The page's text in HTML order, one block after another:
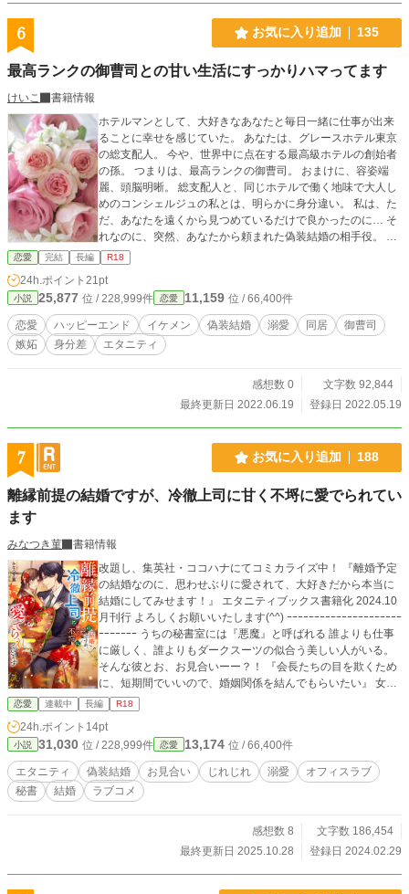
に、縁談が毎日押し寄せて困っているのだ。幼馴染のよしみ
で伊織、お前が助けろ。その代わり私がお前の窮地を助けて
石私だ」 ドヤ顔で言われた。ふっ、ふざけるなあっ！ 「大丈
の!? なんだかんだと一矢に上手く言いくるめられた上に両親
の大賛成も手伝い、背に腹は代えられず彼の申し出を受ける
伊織。 しかし、ひとつ問題があった。 それは彼が有名人だか
らとか、お金持ちだからとか、俺様で性格難アリとか、そう
いう類の問題ではない。 彼女は幼い頃から、一矢の事が大好
きだったのだ！ 一矢のお嫁さんなんて････ずっとなりたかっ
たわよぉおおぉ――！ それなのに契約婚＝いずれ離婚が決定
なんて、拗れまくった初恋に未来ナシじゃないのよぉおぉ―
―――!! でも、いざニセ嫁を始めてみると、一矢の溺愛は止
っちゃうの!? ラブコメを書かせたら最強無敵、大魔神さぶれ
が贈る、溺愛系ラブコメ見参！ とくとご賞味あれ☆彡 表紙
絵・紗蔵蒼様
6 お気に入り追加 135
最高ランクの御曹司との甘い生活にすっかりハマってます
けいこ
書籍情報
ホテルマンとして、大好きなあなたと毎日一緒に仕事が出来
ることに幸せを感じていた。 あなたは、グレースホテル東京
の総支配人。 今や、世界中に点在する最高級ホテルの創始者
の孫。 つまりは、最高ランクの御曹司。 おまけに、容姿端
麗、頭脳明晰。 総支配人と、同じホテルで働く地味で大人し
めのコンシェルジュの私とは、明らかに身分違い。 私は、た
だ、あなたを遠くから見つめているだけで良かったのに… そ
れなのに、突然、あなたから頼まれた偽装結婚の相手役。 こ
んな私に、どうしてそんなことを？ 『なぜ普通以下なんて自
分をさげすむんだ。一花は…そんなに可愛いのに…』 そう言
って、私を抱きしめるのはなぜ？ 告白されたわけじゃないの
に、気がづけば一緒に住むことになって… 仕事では見ること
が出来ない、私だけに向けられるその笑顔と優しさ、そし
て、あなたの甘い囁きに、毎日胸がキュンキュンしてしま
う。 親友からのキツイ言葉に深く傷ついたり、ホテルに長期
て… 私、一体、この先どうなっていくのかな？
恋愛 完結 長編 R18
24h.ポイント 21pt
小説 25,877 位 / 228,999件 恋愛 11,159 位 / 66,400件
恋愛 ハッピーエンド イケメン 偽装結婚 溺愛 同居
御曹司
嫉妬
身分差 エタニティ
感想数 0
文字数 92,844
最終更新日 2022.06.19
登録日 2022.05.19
7 お気に入り追加 188
離縁前提の結婚ですが、冷徹上司に甘く不埒に愛でられてい
ます
みなつき菫
書籍情報
改題し、集英社・ココハナにてコミカライズ中！ 『離婚予定
の結婚なのに、思わせぶりに愛されて、大好きだから本当に
結婚にしてみせます！』 エタニティブックス書籍化 2024.10
月刊行 よろしくお願いいたします(^^) ｰｰｰｰｰｰｰｰｰｰｰｰｰｰｰｰｰｰｰｰｰ
ｰｰｰｰｰｰｰ うちの秘書室には『悪魔』と呼ばれる 誰よりも仕事
に厳しく、誰よりもダークスーツの似合う美しい人がいる。
そんな彼とお、お見合いーー？！ 『会長たちの目を欺くため
に、短期間でいいので、婚姻関係を結んでもらいたい』 女嫌
い？の、クールな悪魔から提案されたのは、偽装結婚。 クー
ルな眼鏡の下に隠れるカレの素顔は、冷淡？ 甘々？ 意地
悪？ 不器用？ ううん。そんなのなんだっていい。 だって私
は、ずっと…… 彼のことが好きだったから。 『好きじゃ足り
ない……俺は愛してる』 ✽✽✽ 『王子様の寵愛は突然
に』 のスピンオフ作品となります 読んでいなくてもお楽しみ
頂けます 漆鷲グループ秘書室統括責任者 (ゼネラルマネージ
味作品なので、色々とご了承ください〜！ ⚠作品に出てくる
恋愛 連載中 長編 R18
24h.ポイント 14pt
小説 31,030 位 / 228,999件 恋愛 13,174 位 / 66,400件
エタニティ 偽装結婚 お見合い じれじれ 溺愛
オフィスラブ
秘書
結婚 ラブコメ
感想数 8
文字数 186,454
最終更新日 2025.10.28
登録日 2024.02.29